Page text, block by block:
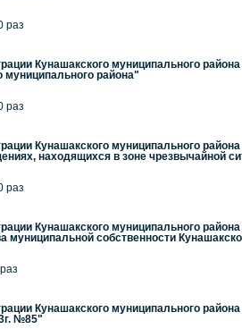
раз
Кунашакского муниципального
муниципального района"
раз
Кунашакского муниципального
находящихся в зоне чрезвычайной
раз
Кунашакского муниципального
муниципальной собственности
Кунашакского муниципального
№85"